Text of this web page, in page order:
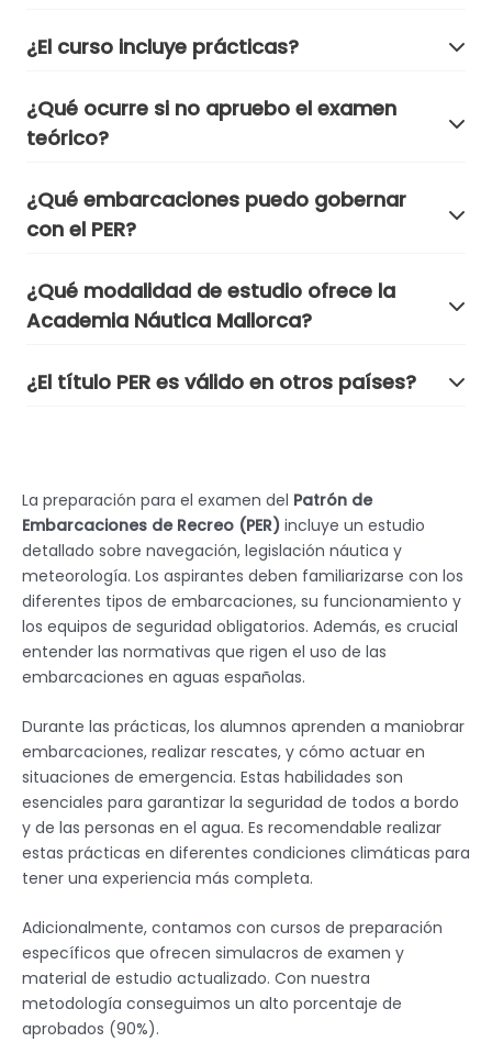
¿El curso incluye prácticas?
¿Qué ocurre si no apruebo el examen
teórico?
¿Qué embarcaciones puedo gobernar
con el PER?
¿Qué modalidad de estudio ofrece la
Academia Náutica Mallorca?
¿El título PER es válido en otros países?
La preparación para el examen del Patrón de
Embarcaciones de Recreo (PER) incluye un estudio
detallado sobre navegación, legislación náutica y
meteorología. Los aspirantes deben familiarizarse con los
diferentes tipos de embarcaciones, su funcionamiento y
los equipos de seguridad obligatorios. Además, es crucial
entender las normativas que rigen el uso de las
embarcaciones en aguas españolas.
Durante las prácticas, los alumnos aprenden a maniobrar
embarcaciones, realizar rescates, y cómo actuar en
situaciones de emergencia. Estas habilidades son
esenciales para garantizar la seguridad de todos a bordo
y de las personas en el agua. Es recomendable realizar
estas prácticas en diferentes condiciones climáticas para
tener una experiencia más completa.
Adicionalmente, contamos con cursos de preparación
específicos que ofrecen simulacros de examen y
material de estudio actualizado. Con nuestra
metodología conseguimos un alto porcentaje de
aprobados (90%).